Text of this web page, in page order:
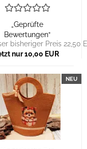
„Geprüfte
Bewertungen“
bisheriger Preis 22,50
nur 10,00 EUR
NEU